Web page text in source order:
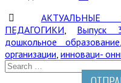
АКТУАЛЬНЫЕ
ПЕДАГОГИКИ, Выпуск
дошкольное образование
организации, инноваци-